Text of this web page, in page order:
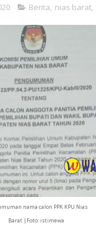
Berita nias barat
nama calon PPK KPU Nias
Barat |Foto: istimewa